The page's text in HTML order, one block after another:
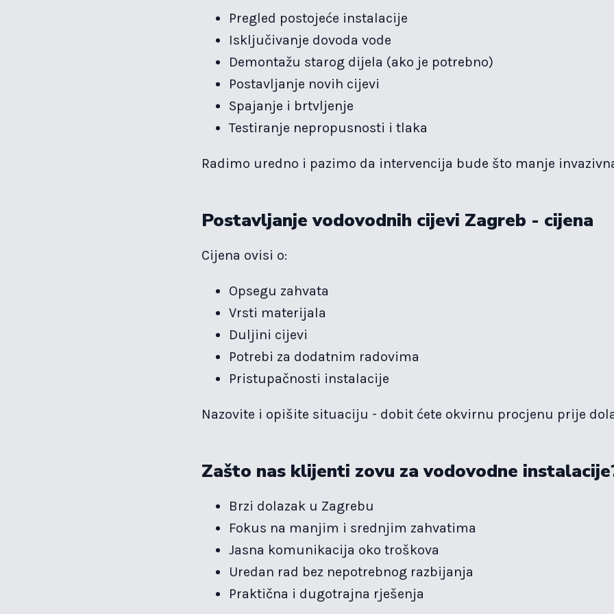
Pregled postojeće instalacije
Isključivanje dovoda vode
Demontažu starog dijela (ako je potrebno)
Postavljanje novih cijevi
Spajanje i brtvljenje
Testiranje nepropusnosti i tlaka
Radimo uredno i pazimo da intervencija bude što manje
Postavljanje vodovodnih cijevi Zagreb - cijena
Cijena ovisi o:
Opsegu zahvata
Vrsti materijala
Duljini cijevi
Potrebi za dodatnim radovima
Pristupačnosti instalacije
Nazovite i opišite situaciju - dobit ćete okvirnu procjenu prije
Zašto nas klijenti zovu za vodovodne
Brzi dolazak u Zagrebu
Fokus na manjim i srednjim zahvatima
Jasna komunikacija oko troškova
Uredan rad bez nepotrebnog razbijanja
Praktična i dugotrajna rješenja